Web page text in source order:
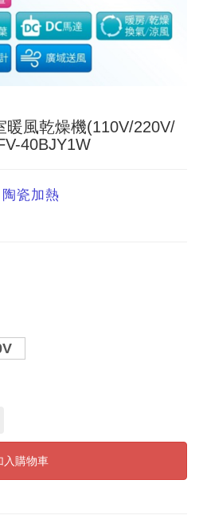
暖風乾燥機(110V/220V/
40BJY1W
瓷加熱
入購物車